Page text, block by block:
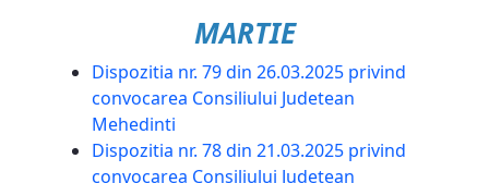
MARTIE
Dispozitia nr. 79 din 26.03.2025 privind
convocarea Consiliului Judetean
Mehedinti
Dispozitia nr. 78 din 21.03.2025 privind
convocarea Consiliului Judetean